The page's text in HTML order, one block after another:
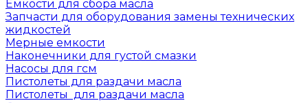
Емкости для сбора масла
Запчасти для оборудования замены технических
жидкостей
Мерные емкости
Наконечники для густой смазки
Насосы для гсм
Пистолеты для раздачи масла
Пистолеты для раздачи масла